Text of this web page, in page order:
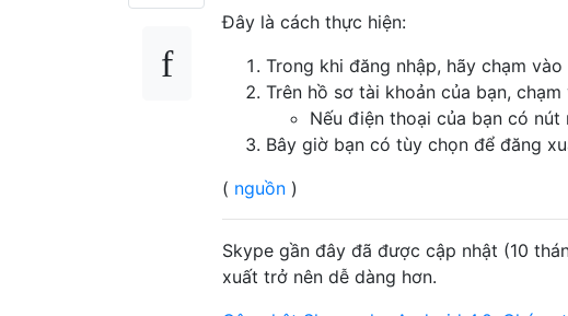
Đây là cách thực hiện:
Trong khi đăng nhập, hãy chạm
Trên hồ sơ tài khoản của bạn,
Nếu điện thoại của bạn có
Bây giờ bạn có tùy chọn để đăng
( nguồn )
Skype gần đây đã được cập nhật (10
xuất trở nên dễ dàng hơn.